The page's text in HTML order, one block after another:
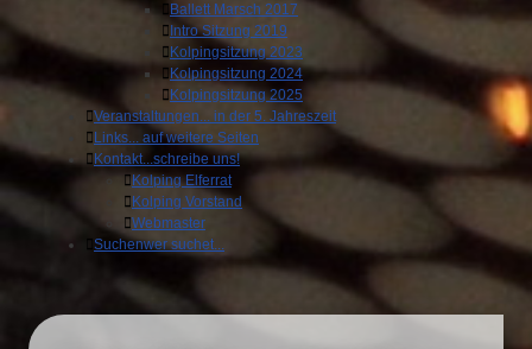
Ballett Marsch 2017
Intro Sitzung 2019
Kolpingsitzung 2023
Kolpingsitzung 2024
Kolpingsitzung 2025
Veranstaltungen... in der 5. Jahreszeit
Links... auf weitere Seiten
Kontakt...schreibe uns!
Kolping Elferrat
Kolping Vorstand
Webmaster
Suchenwer suchet...